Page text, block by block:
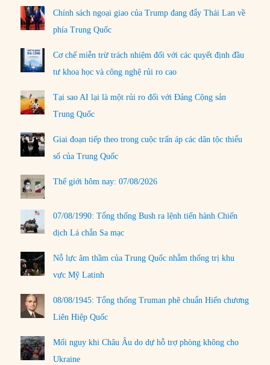
Chính sách ngoại giao của Trump đang đẩy Thái Lan về
phía Trung Quốc
Cơ chế miễn trừ trách nhiệm đối với các quyết định đầu
tư khoa học và công nghệ rủi ro cao
Tại sao AI lại là một rủi ro đối với Đảng Cộng sản
Trung Quốc
Giai đoạn tiếp theo trong cuộc trấn áp các dân tộc thiểu
số của Trung Quốc
Thế giới hôm nay: 07/08/2026
07/08/1990: Tổng thống Bush ra lệnh tiến hành Chiến
dịch Lá chắn Sa mạc
Nỗ lực âm thầm của Trung Quốc nhằm thống trị khu
vực Mỹ Latinh
08/08/1945: Tổng thống Truman phê chuẩn Hiến chương
Liên Hiệp Quốc
Mối nguy khi Châu Âu do dự hỗ trợ phòng không cho
Ukraine